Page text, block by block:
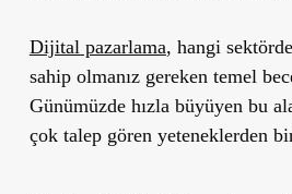
Dijital pazarlama, hangi sektörde
sahip olmanız gereken temel
Günümüzde hızla büyüyen bu
çok talep gören yeteneklerden